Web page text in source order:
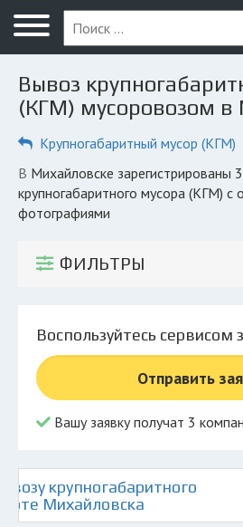
Меню
Главная
Вопрос юристу
Компании
КОМПАНИЯМ
© 2026 Все права защищены
Вывоз
(КГМ) мусоровозом в
Крупногабаритный мусор (КГМ)
в Михайловске зарегистрированы 3 компании по вывозу
крупногабаритного мусора (КГМ) с
фотографиями
ФИЛЬТРЫ
Воспользуйтесь сервисом
Отправить
Вашу заявку получат 3
крупногабаритного
Михайловска